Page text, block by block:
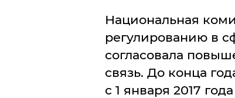
Национальная
регулированию в
согласовала
связь. До конца
с 1 января 2017